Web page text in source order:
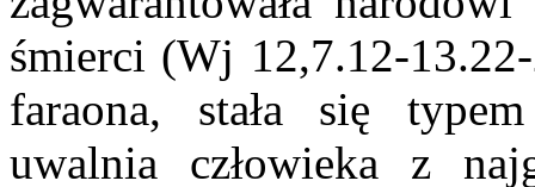
śmierci (Wj 12,7.12-
faraona, stała się
uwalnia człowieka z